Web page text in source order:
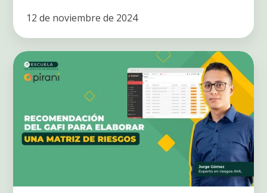
12 de noviembre de 2024
Recomendación
del
elaborar
una